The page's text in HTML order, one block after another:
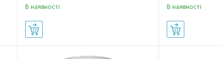
В наявності В наявності